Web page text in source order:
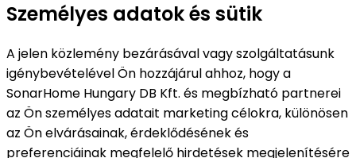
Személyes adatok és sütik
A jelen közlemény bezárásával vagy szolgáltatásunk
igénybevételével Ön hozzájárul ahhoz, hogy a
SonarHome Hungary DB Kft. és megbízható partnerei
az Ön személyes adatait marketing célokra, különösen
az Ön elvárásainak, érdeklődésének és
preferenciáinak megfelelő hirdetések megjelenítésére